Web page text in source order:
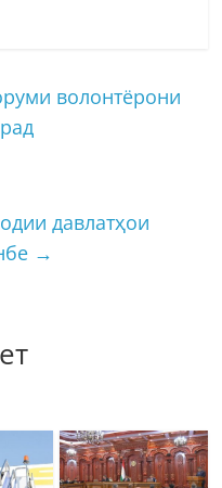
волонтёрони
давлатҳои
→